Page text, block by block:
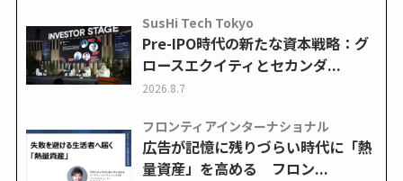
SusHi Tech Tokyo
Pre-IPO時代の新たな資本戦略：グ
ロースエクイティとセカンダ...
2026.8.7
フロンティアインターナショナル
広告が記憶に残りづらい時代に「熱
量資産」を高める フロン...